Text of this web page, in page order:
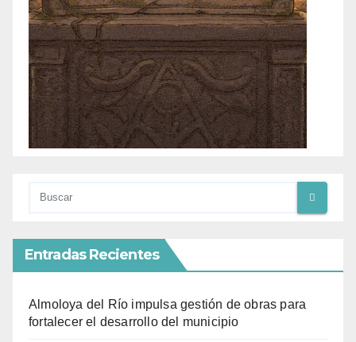
Entradas Recientes
Almoloya del Río impulsa gestión de obras para
fortalecer el desarrollo del municipio